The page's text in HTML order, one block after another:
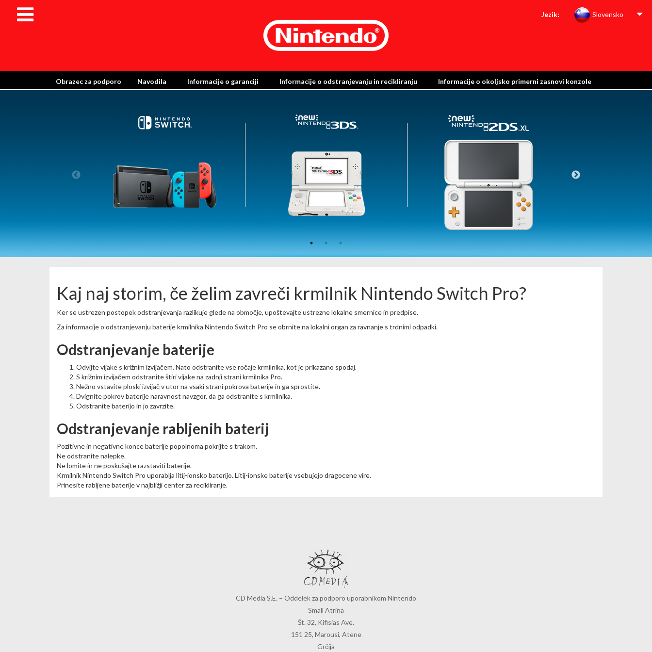
Jezik: Slovensko
Obrazec za podporo Navodila Informacije o garanciji Informacije o odstranjevanju in recikliranju Informacije o okoljsko primerni zasnovi konzole
Kaj naj storim, če želim zavreči krmilnik Nintendo Switch Pro?
Ker se ustrezen postopek odstranjevanja razlikuje glede na območje, upoštevajte ustrezne lokalne smernice in predpise.
Za informacije o odstranjevanju baterije krmilnika Nintendo Switch Pro se obrnite na lokalni organ za ravnanje s trdnimi odpadki.
Odstranjevanje baterije
Odvijte vijake s križnim izvijačem. Nato odstranite vse ročaje krmilnika, kot je prikazano spodaj.
S križnim izvijačem odstranite štiri vijake na zadnji strani krmilnika Pro.
Nežno vstavite ploski izvijač v utor na vsaki strani pokrova baterije in ga sprostite.
Dvignite pokrov baterije naravnost navzgor, da ga odstranite s krmilnika.
Odstranite baterijo in jo zavrzite.
Odstranjevanje rabljenih baterij
Pozitivne in negativne konce baterije popolnoma pokrijte s trakom.
Ne odstranite nalepke.
Ne lomite in ne poskušajte razstaviti baterije.
Krmilnik Nintendo Switch Pro uporablja litij-ionsko baterijo. Litij-ionske baterije vsebujejo dragocene vire.
Prinesite rabljene baterije v najbližji center za recikliranje.
CD Media S.E. – Oddelek za podporo uporabnikom Nintendo
Small Atrina
Št. 32, Kifisias Ave.
151 25, Marousi, Atene
Grčija